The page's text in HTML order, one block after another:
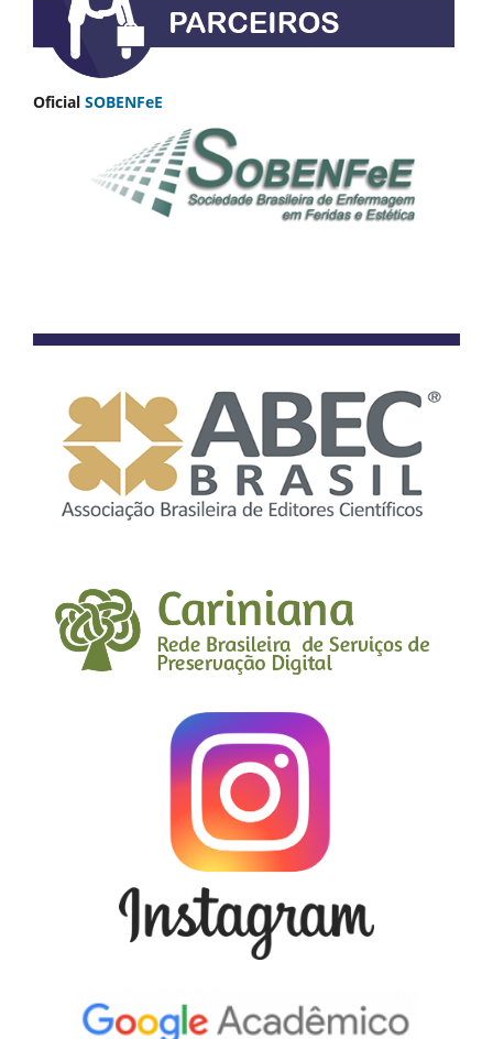
Oficial SOBENFeE